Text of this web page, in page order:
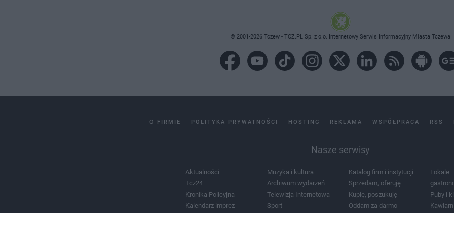
© 2001-2026 Tczew - TCZ.PL Sp. z o.o. Internetowy Serwis Informacyjny Miasta Tczewa
O FIRMIE POLITYKA PRYWATNOŚCI HOSTING REKLAMA WSPÓŁPRACA RSS
Nasze serwisy
Aktualności
Tcz24
Kronika Policyjna
Kalendarz imprez
Muzyka i kultura
Archiwum wydarzeń
Telewizja Internetowa
Sport
Katalog firm i instytucji
Sprzedam, oferuję
Kupię, poszukuję
Oddam za darmo
Lokale
Puby i